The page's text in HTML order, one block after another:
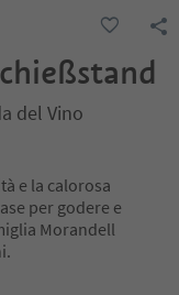
del Vino
e la calorosa
per godere e
Morandell